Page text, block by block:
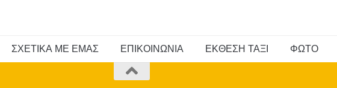
ΣΧΕΤΙΚΑ ΜΕ ΕΜΑΣ ΕΠΙΚΟΙΝΩΝΙΑ ΕΚΘΕΣΗ ΤΑΞΙ ΦΩΤΟ